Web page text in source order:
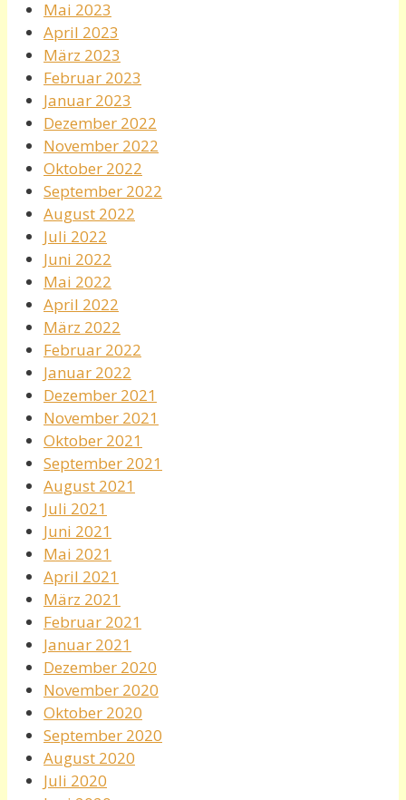
Mai 2023
April 2023
März 2023
Februar 2023
Januar 2023
Dezember 2022
November 2022
Oktober 2022
September 2022
August 2022
Juli 2022
Juni 2022
Mai 2022
April 2022
März 2022
Februar 2022
Januar 2022
Dezember 2021
November 2021
Oktober 2021
September 2021
August 2021
Juli 2021
Juni 2021
Mai 2021
April 2021
März 2021
Februar 2021
Januar 2021
Dezember 2020
November 2020
Oktober 2020
September 2020
August 2020
Juli 2020